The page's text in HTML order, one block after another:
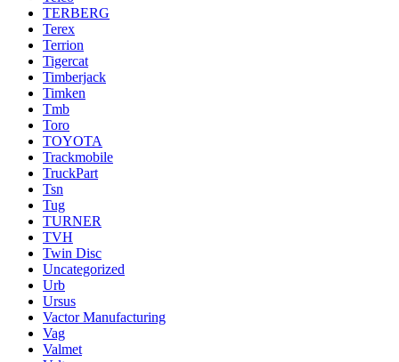
TERBERG
Terex
Terrion
Tigercat
Timberjack
Timken
Tmb
Toro
TOYOTA
Trackmobile
TruckPart
Tsn
Tug
TURNER
TVH
Twin Disc
Uncategorized
Urb
Ursus
Vactor Manufacturing
Vag
Valmet